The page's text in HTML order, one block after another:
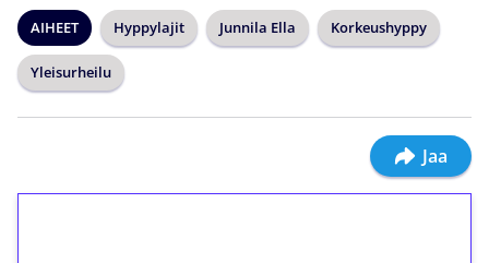
AIHEET Hyppylajit Junnila Ella Korkeushyppy
Yleisurheilu
Jaa